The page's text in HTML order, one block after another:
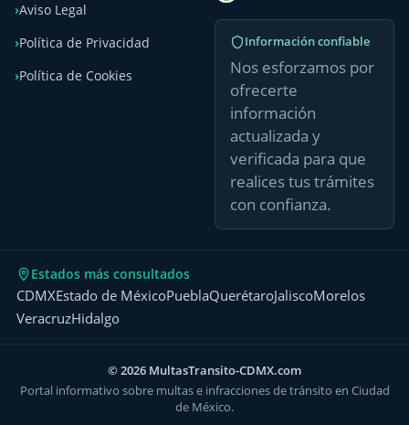
Aviso Legal
Política de Privacidad
Política de Cookies
Información confiable
Nos esforzamos por
ofrecerte
información
actualizada y
verificada para que
realices tus trámites
con confianza.
Estados más consultados
CDMXEstado de MéxicoPueblaQuerétaroJaliscoMorelos
VeracruzHidalgo
© 2026 MultasTransito-CDMX.com
Portal informativo sobre multas e infracciones de tránsito en Ciudad
de México.